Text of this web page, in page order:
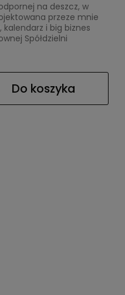
na deszcz, w
przeze mnie
i big biznes
Spółdzielni
Do koszyka